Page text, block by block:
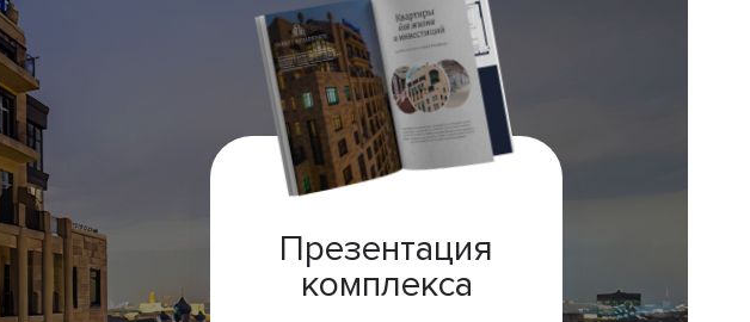
Презентация
комплекса